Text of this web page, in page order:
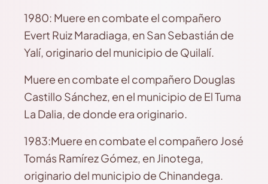
1980: Muere en combate el compañero
Evert Ruiz Maradiaga, en San Sebastián de
Yalí, originario del municipio de Quilalí.
Muere en combate el compañero Douglas
Castillo Sánchez, en el municipio de El Tuma
La Dalia, de donde era originario.
1983:Muere en combate el compañero José
Tomás Ramírez Gómez, en Jinotega,
originario del municipio de Chinandega.